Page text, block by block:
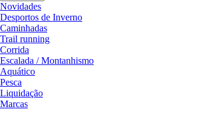
Novidades
Desportos de Inverno
Caminhadas
Trail running
Corrida
Escalada / Montanhismo
Aquático
Pesca
Liquidação
Marcas